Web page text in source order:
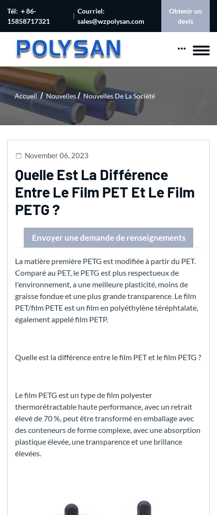
Tél: ＋86-
15858717321
Courriel:
sales@wzpolysan.com
Obtenir un
devis
Accueil Nouvelles Nouvelles De La Société
November 06, 2023
Quelle Est La Différence
Entre Le Film PET Et Le Film
PETG ?
Envoyer une demande de renseignements
La matière première PETG est modifiée à partir du PET.
Comparé au PET, le PETG est plus respectueux de
l'environnement, a une meilleure plasticité, moins de
graisse fondue et une plus grande transparence. Le film
PET/film PETE est un film en polyéthylène téréphtalate,
également appelé film PETP.
Quelle est la différence entre le film PET et le film PETG ?
Le film PETG est un type de film polyester
thermorétractable haute performance, avec un retrait
élevé de 70 %, peut être transformé en emballage avec
des conteneurs de forme complexe, avec une absorption
plastique élevée, une transparence et une brillance
élevées.